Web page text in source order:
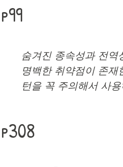
p99
숨겨진 종속성과 전
명백한 취약점이 존재
턴을 꼭 주의해서 사
p308